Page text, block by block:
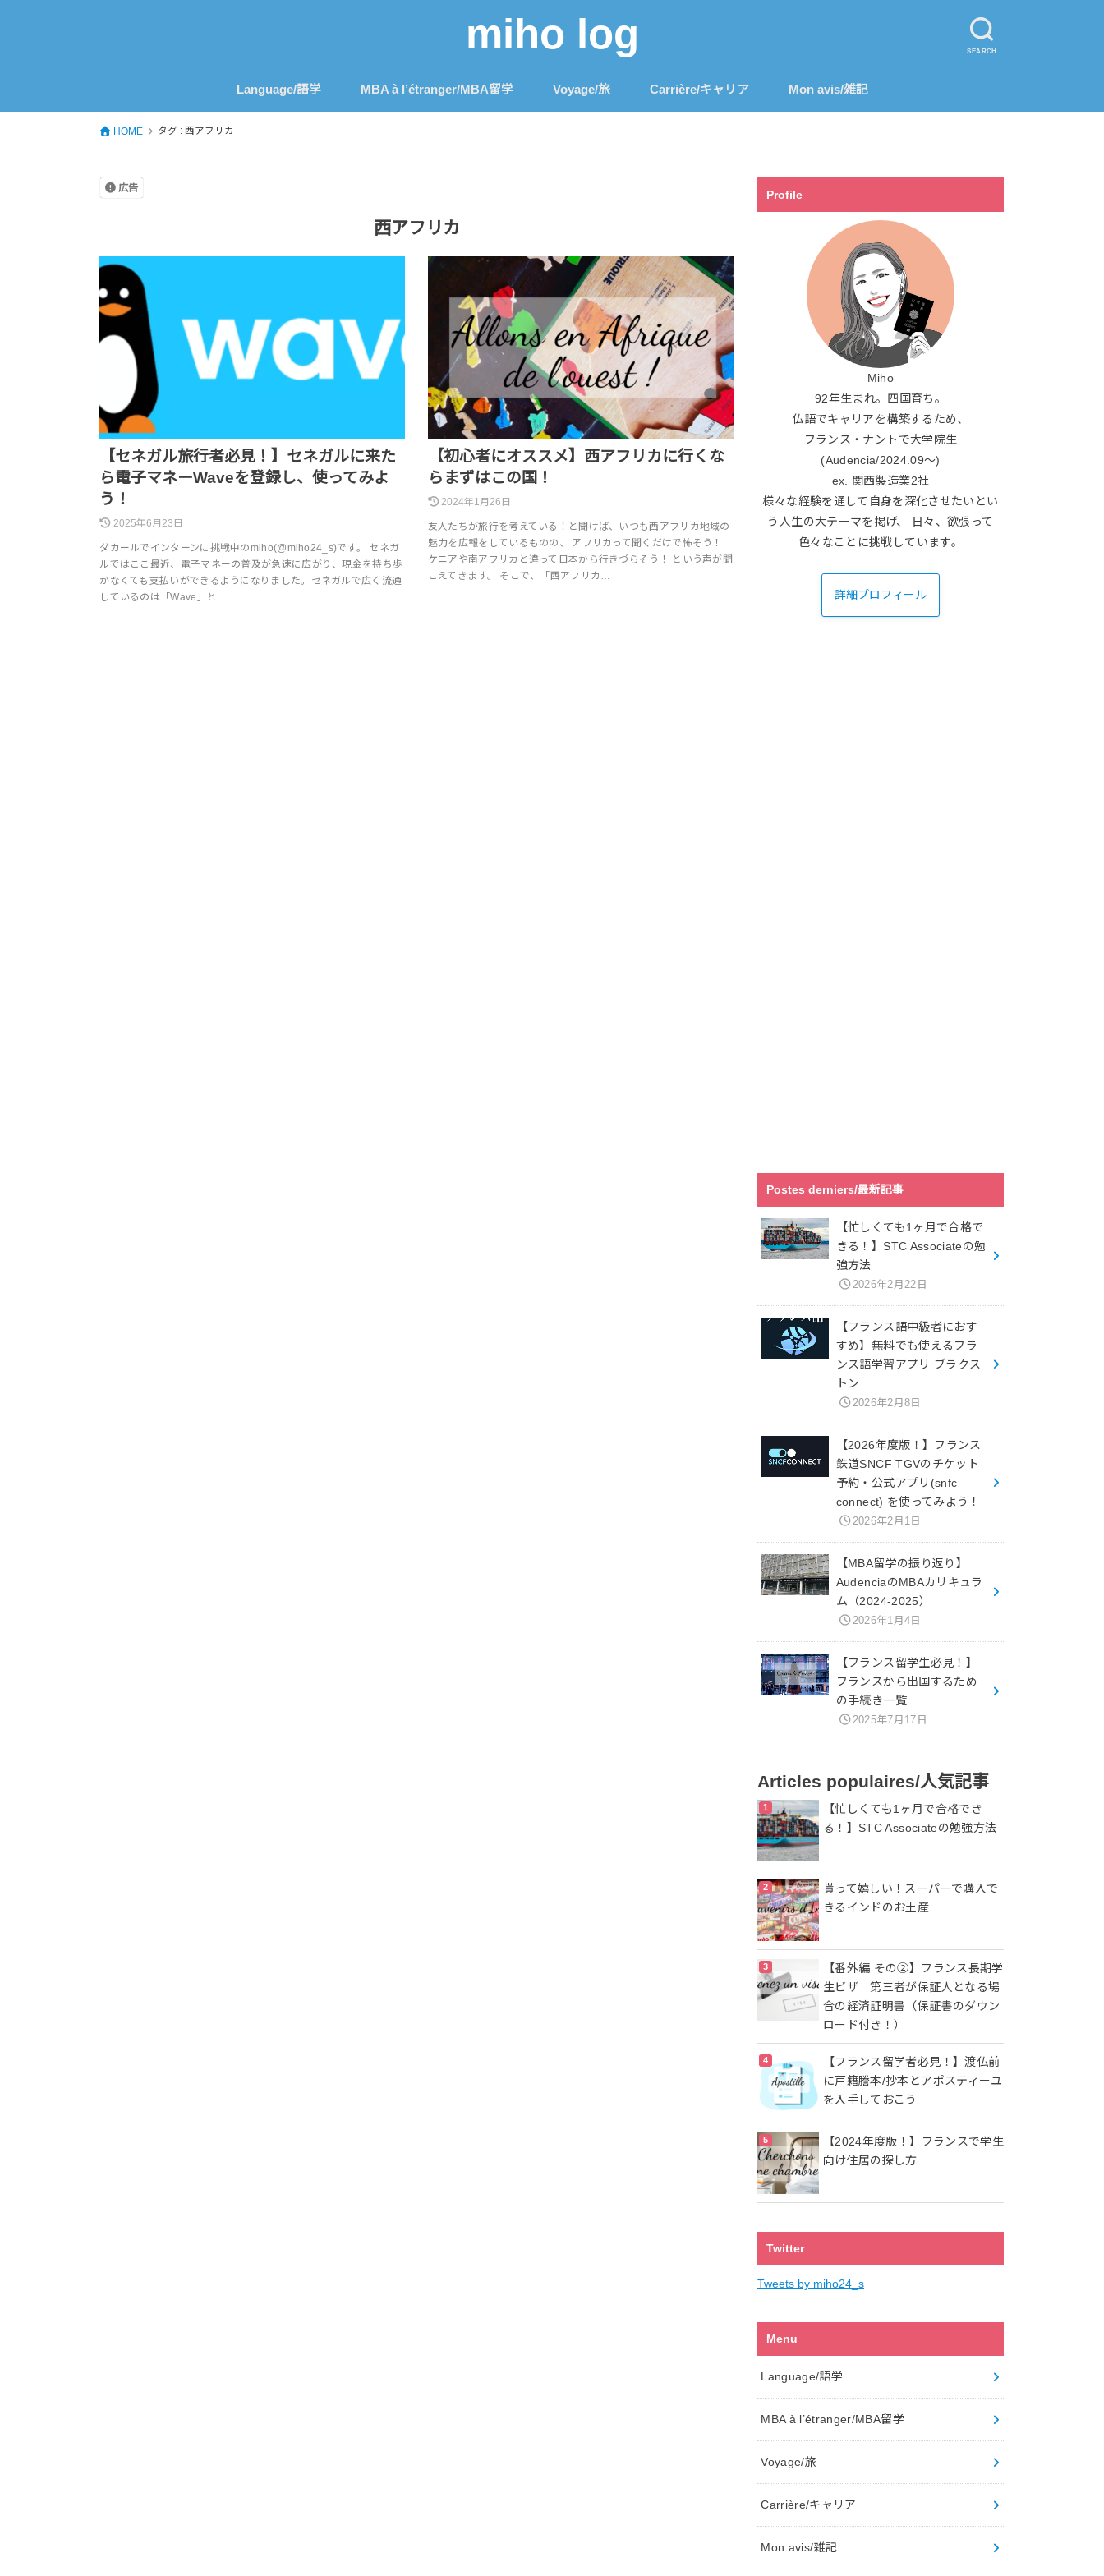
SEARCH
miho log
Language/語学 MBA à l’étranger/MBA留学 Voyage/旅 Carrière/キャリア Mon avis/雑記
HOME タグ : 西アフリカ
広告
西アフリカ
【セネガル旅行者必見！】セネガルに来た
ら電子マネーWaveを登録し、使ってみよ
う！
2025年6月23日
ダカールでインターンに挑戦中のmiho(@miho24_s)です。 セネガ
ルではここ最近、電子マネーの普及が急速に広がり、現金を持ち歩
かなくても支払いができるようになりました。セネガルで広く流通
しているのは「Wave」と…
【初心者にオススメ】西アフリカに行くな
らまずはこの国！
2024年1月26日
友人たちが旅行を考えている！と聞けば、いつも西アフリカ地域の
魅力を広報をしているものの、 アフリカって聞くだけで怖そう！
ケニアや南アフリカと違って日本から行きづらそう！ という声が聞
こえてきます。 そこで、「西アフリカ…
Profile
Miho
92年生まれ。四国育ち。
仏語でキャリアを構築するため、
フランス・ナントで大学院生
(Audencia/2024.09〜)
ex. 関西製造業2社
様々な経験を通して自身を深化させたいとい
う人生の大テーマを掲げ、 日々、欲張って
色々なことに挑戦しています。
詳細プロフィール
Postes derniers/最新記事
【忙しくても1ヶ月で合格で
きる！】STC Associateの勉
強方法
2026年2月22日
【フランス語中級者におす
すめ】無料でも使えるフラ
ンス語学習アプリ ブラクス
トン
2026年2月8日
【2026年度版！】フランス
鉄道SNCF TGVのチケット
予約・公式アプリ(snfc
connect) を使ってみよう！
2026年2月1日
【MBA留学の振り返り】
AudenciaのMBAカリキュラ
ム（2024-2025）
2026年1月4日
【フランス留学生必見！】
フランスから出国するため
の手続き一覧
2025年7月17日
Articles populaires/人気記事
【忙しくても1ヶ月で合格でき
る！】STC Associateの勉強方法
貰って嬉しい！スーパーで購入で
きるインドのお土産
【番外編 その②】フランス長期学
生ビザ 第三者が保証人となる場
合の経済証明書（保証書のダウン
ロード付き！）
【フランス留学者必見！】渡仏前
に戸籍謄本/抄本とアポスティーユ
を入手しておこう
【2024年度版！】フランスで学生
向け住居の探し方
Twitter
Tweets by miho24_s
Menu
Language/語学
MBA à l’étranger/MBA留学
Voyage/旅
Carrière/キャリア
Mon avis/雑記